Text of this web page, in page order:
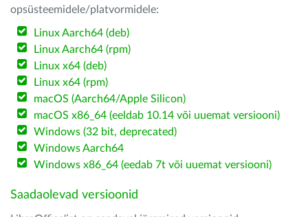
opsüsteemidele/platvormidele:
Linux Aarch64 (deb)
Linux Aarch64 (rpm)
Linux x64 (deb)
Linux x64 (rpm)
macOS (Aarch64/Apple Silicon)
macOS x86_64 (eeldab 10.14 või uuemat versiooni)
Windows (32 bit, deprecated)
Windows Aarch64
Windows x86_64 (eedab 7t või uuemat versiooni)
Saadaolevad versioonid